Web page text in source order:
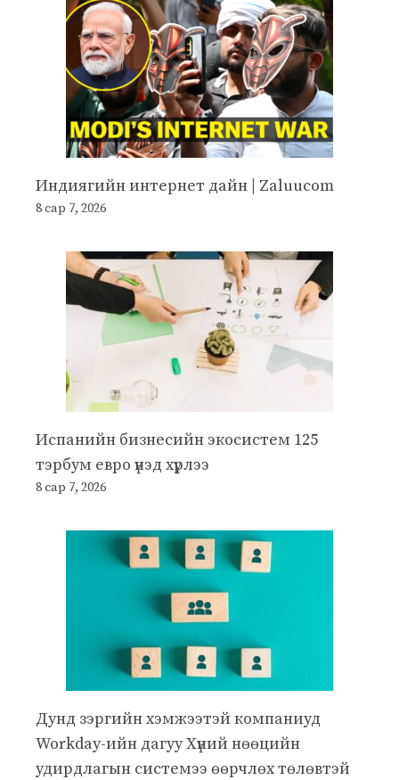
Индиягийн интернет дайн | Zaluucom
8 сар 7, 2026
Испанийн бизнесийн экосистем 125
тэрбум евро үнэд хүрлээ
8 сар 7, 2026
Дунд зэргийн хэмжээтэй компаниуд
Workday-ийн дагуу Хүний нөөцийн
удирдлагын системээ өөрчлөх төлөвтэй